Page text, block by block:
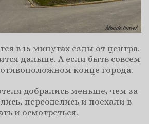
в 15 минутах езды от центра.
дальше. А если быть совсем
конце города.
добрались меньше, чем за
переоделись и поехали в
и осмотреться.